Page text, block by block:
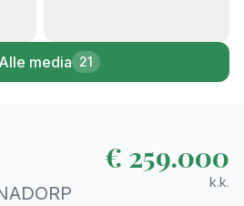
+16
Alle media 21
€ 259.000
k.k.